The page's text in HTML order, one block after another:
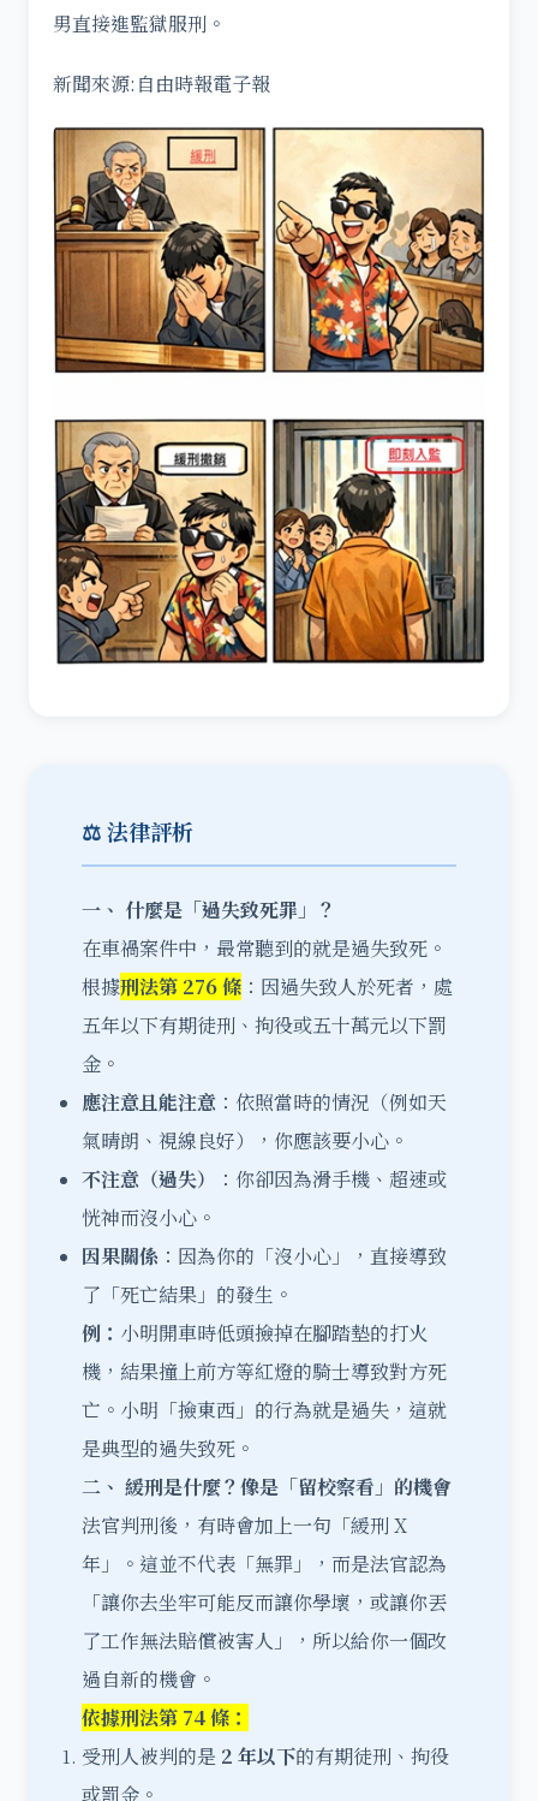
男直接進監獄服刑。
新聞來源:自由時報電子報
⚖️ 法律評析
一、 什麼是「過失致死罪」？
在車禍案件中，最常聽到的就是過失致死。
根據刑法第 276 條 ：因過失致人於死者，處
五年以下有期徒刑、拘役或五十萬元以下罰
金。
應注意且能注意 ：依照當時的情況（例如天
氣晴朗、視線良好），你應該要小心。
不注意（過失）
：你卻因為滑手機、超速或
恍神而沒小心。
因果關係 ：因為你的「沒小心」，直接導致
了「死亡結果」的發生。
例： 小明開車時低頭撿掉在腳踏墊的打火
機，結果撞上前方等紅燈的騎士導致對方死
亡。小明「撿東西」的行為就是過失，這就
是典型的過失致死。
二、 緩刑是什麼？像是「留校察看」的機會
法官判刑後，有時會加上一句「緩刑 X
年」。這並不代表「無罪」，而是法官認為
「讓你去坐牢可能反而讓你學壞，或讓你丟
了工作無法賠償被害人」，所以給你一個改
過自新的機會。
依據刑法第 74 條：
受刑人被判的是 2 年以下的有期徒刑、拘役
或罰金。